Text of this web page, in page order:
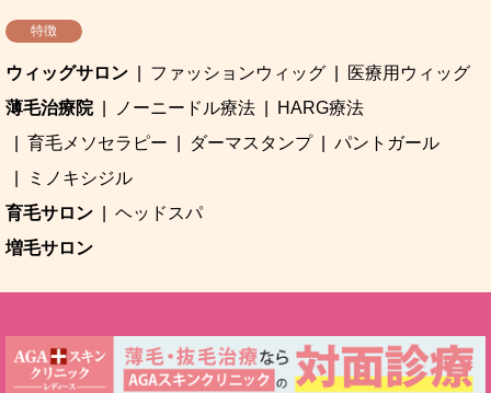
特徴
ウィッグサロン ファッションウィッグ
医療用ウィッグ
薄毛治療院
ノーニードル療法
HARG療法
育毛メソセラピー
ダーマスタンプ
パントガール
ミノキシジル
育毛サロン
ヘッドスパ
増毛サロン